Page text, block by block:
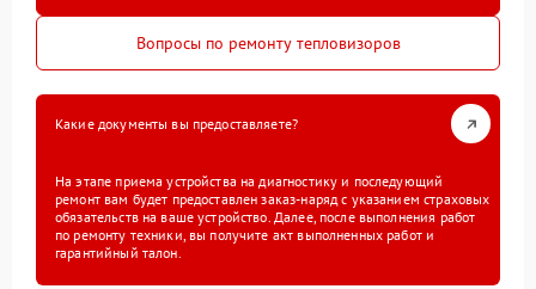
Вопросы по ремонту тепловизоров
Какие документы вы предоставляете?
На этапе приема устройства на диагностику и последующий
ремонт вам будет предоставлен заказ-наряд с указанием страховых
обязательств на ваше устройство. Далее, после выполнения работ
по ремонту техники, вы получите акт выполненных работ и
гарантийный талон.